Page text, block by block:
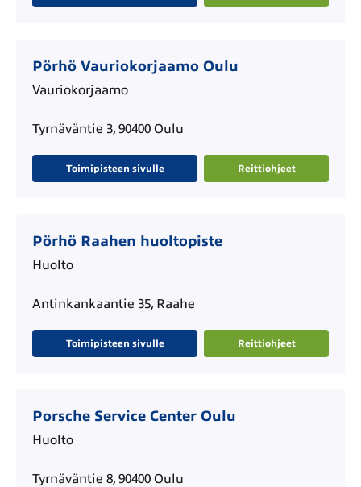
Pörhö Vauriokorjaamo Oulu
Vauriokorjaamo
Tyrnäväntie 3, 90400 Oulu
Toimipisteen sivulle Reittiohjeet
Pörhö Raahen huoltopiste
Huolto
Antinkankaantie 35, Raahe
Toimipisteen sivulle Reittiohjeet
Porsche Service Center Oulu
Huolto
Tyrnäväntie 8, 90400 Oulu